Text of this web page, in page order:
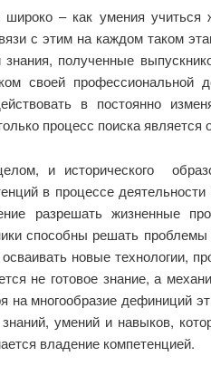
– как умения
с этим на каждом таком
полученные
своей профессиональной
в постоянно
процесс поиска является
и исторического
в процессе деятельности
разрешать жизненные
способны решать
новые технологии,
не готовое знание, а
на многообразие дефиниций
умений и навыков,
владение компетенцией.